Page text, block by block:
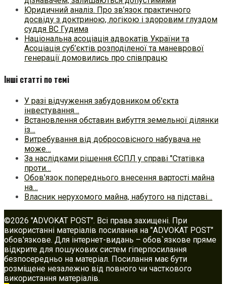
Юридичний аналіз. Про зв’язок практичного
досвіду з доктриною, логікою і здоровим глуздом
суддя ВС Гудима
Національна асоціація адвокатів України та
Асоціація суб’єктів розподіленої та маневрової
генерації домовились про співпрацю
Інші статті по темі
У разі відчуження забудовником об'єкта
інвестування…
Встановлення обставин вибуття земельної ділянки
із…
Витребування від добросовісного набувача не
може…
За наслідками рішення ЄСПЛ у справі "Статівка
проти…
Обов'язок попереднього внесення вартості майна
на…
Власник нерухомого майна, набутого на підставі…
©2026 "ADVOKAT POST". Всі права захищені. При
використанні матеріалів посилання на "ADVOKAT POST"
обов'язкове. Для інтернет-видань – обов`язкове пряме
відкрите для пошукових систем гіперпосилання
безпосередньо на матеріал. Посилання має бути
розміщене незалежно від повного чи часткового
використання матеріалів.